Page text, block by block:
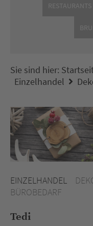
RESTAURANTS
Sie sind hier:
Einzelhandel
EINZELHANDEL
BÜROBEDARF
Tedi